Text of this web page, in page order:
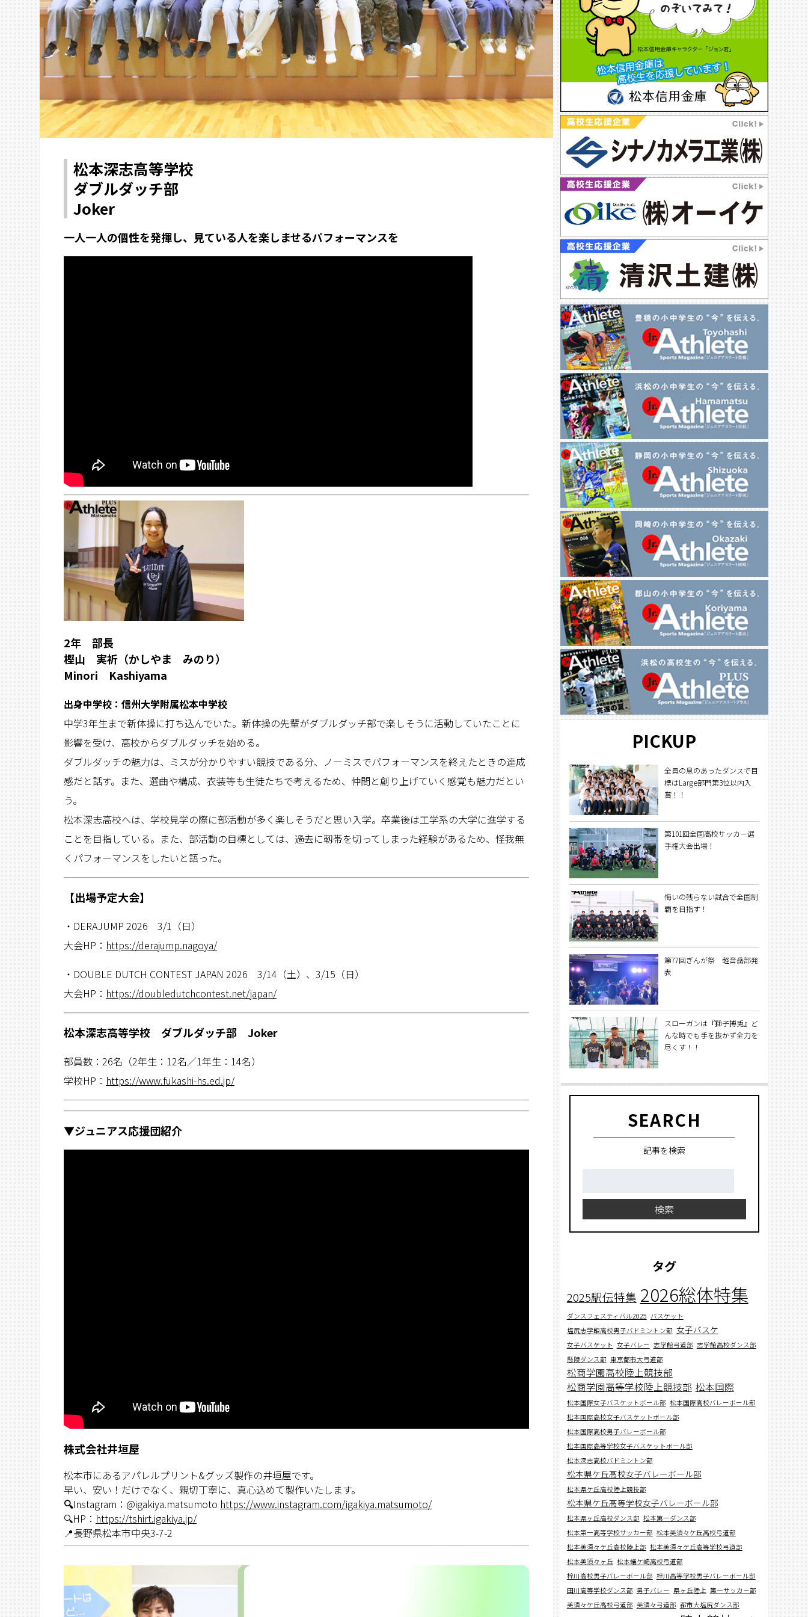
松本深志高等学校
ダブルダッチ部
Joker
一人一人の個性を発揮し、見ている人を楽しませるパフォーマンスを
2年 部長
樫山 実祈（かしやま みのり）
Minori Kashiyama
出身中学校： 信州大学附属松本中学校
中学3年生まで新体操に打ち込んでいた。新体操の先輩がダブルダッチ部で楽しそうに活動していたことに
影響を受け、高校からダブルダッチを始める。
ダブルダッチの魅力は、ミスが分かりやすい競技である分、ノーミスでパフォーマンスを終えたときの達成
感だと話す。また、選曲や構成、衣装等も生徒たちで考えるため、仲間と創り上げていく感覚も魅力だとい
う。
松本深志高校へは、学校見学の際に部活動が多く楽しそうだと思い入学。卒業後は工学系の大学に進学する
ことを目指している。また、部活動の目標としては、過去に靱帯を切ってしまった経験があるため、怪我無
くパフォーマンスをしたいと語った。
【出場予定大会】
・DERAJUMP 2026 3/1（日）
大会HP： https://derajump.nagoya/
・DOUBLE DUTCH CONTEST JAPAN 2026 3/14（土）、3/15（日）
大会HP： https://doubledutchcontest.net/japan/
松本深志高等学校 ダブルダッチ部 Joker
部員数：26名（2年生：12名／1年生：14名）
学校HP： https://www.fukashi-hs.ed.jp/
▼ジュニアス応援団紹介
株式会社井垣屋
松本市にあるアパレルプリント&グッズ製作の井垣屋です。
早い、安い！だけでなく、親切丁寧に、真心込めて製作いたします。
🔍Instagram：@igakiya.matsumoto https://www.instagram.com/igakiya.matsumoto/
🔍HP： https://tshirt.igakiya.jp/
📍長野県松本市中央3-7-2
PICKUP
全員の息のあったダンスで目
標はLarge部門第3位以内入
賞！！
第101回全国高校サッカー選
手権大会出場！
悔いの残らない試合で全国制
覇を目指す！
第77回ぎんが祭 軽音岳部発
表
スローガンは『獅子搏兎』ど
んな時でも手を抜かず全力を
尽くす！！
SEARCH
記事を検索
検索
タグ
2025駅伝特集 2026総体特集
ダンスフェスティバル2025 バスケット
塩尻志学館高校男子バドミントン部 女子バスケ
女子バスケット 女子バレー 志学館弓道部 志学館高校ダンス部
懸陵ダンス部 東京都市大弓道部
松商学園高校陸上競技部
松商学園高等学校陸上競技部 松本国際
松本国際女子バスケットボール部 松本国際高校バレーボール部
松本国際高校女子バスケットボール部
松本国際高校男子バレーボール部
松本国際高等学校女子バスケットボール部
松本深志高校バドミントン部
松本県ケ丘高校女子バレーボール部
松本県ケ丘高校陸上競技部
松本県ケ丘高等学校女子バレーボール部
松本県ヶ丘高校ダンス部 松本第一ダンス部
松本第一高等学校サッカー部 松本美須々ケ丘高校弓道部
松本美須々ケ丘高校陸上部 松本美須々ケ丘高等学校弓道部
松本美須々ヶ丘 松本蟻ケ崎高校弓道部
梓川高校男子バレーボール部 梓川高等学校男子バレーボール部
田川高等学校ダンス部 男子バレー 県ヶ丘陸上 第一サッカー部
美須々ケ丘高校弓道部 美須々弓道部 都市大塩尻ダンス部